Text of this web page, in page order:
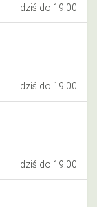
dziś do 19:00
dziś do 19:00
dziś do 19:00